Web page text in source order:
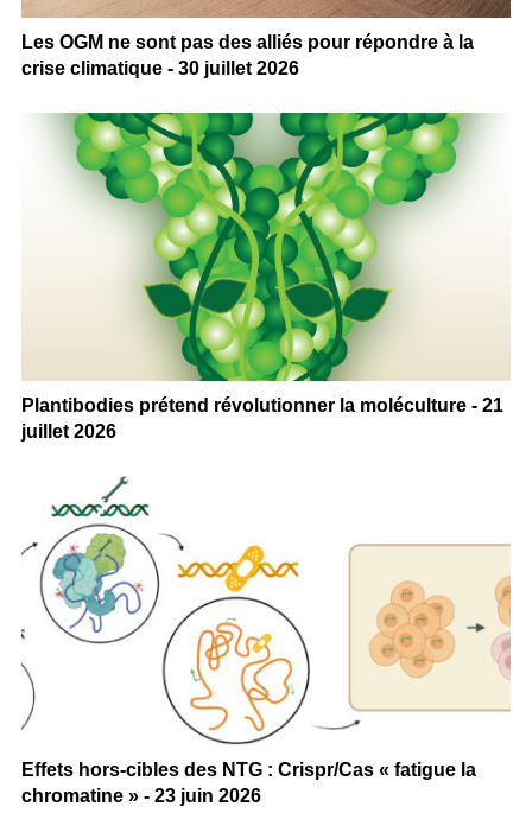
Les OGM ne sont pas des alliés pour répondre à la
crise climatique - 30 juillet 2026
Plantibodies prétend révolutionner la moléculture - 21
juillet 2026
Effets hors-cibles des NTG : Crispr/Cas « fatigue la
chromatine » - 23 juin 2026